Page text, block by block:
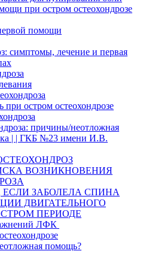
при остром остеохондрозе
помощи
симптомы, лечение и первая
остром остеохондрозе
причины/неотложная
| | ГКБ №23 имени И.В.
ВОЗНИКНОВЕНИЯ
ЕСЛИ ЗАБОЛЕЛА СПИНА
ДВИГАТЕЛЬНОГО
ПЕРИОДЕ
ЛФК
помощь?